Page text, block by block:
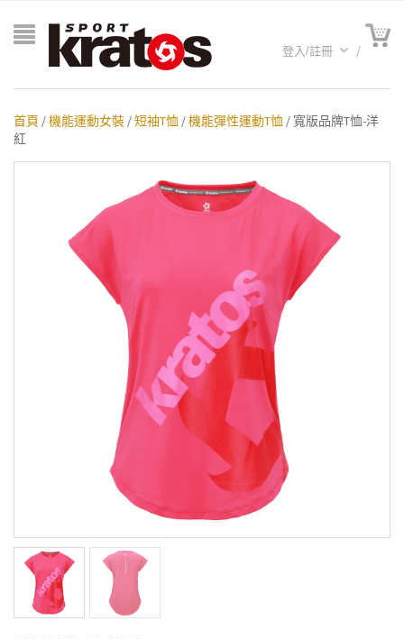
登入/註冊
首頁 /機能運動女裝 /短袖T恤 /機能彈性運動T恤 / 寬版品牌T恤-洋
紅